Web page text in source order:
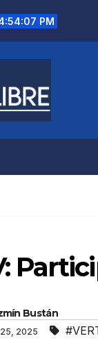
PM
Bustán
2025